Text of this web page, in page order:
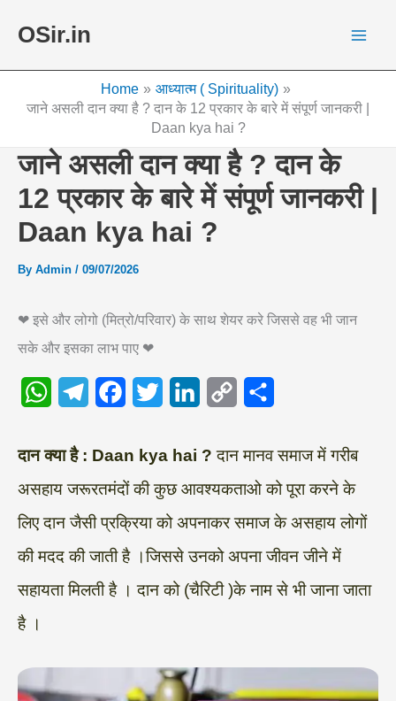
OSir.in
Home
आध्यात्म ( Spirituality)
जाने असली दान क्या है ? दान के 12 प्रकार के बारे में संपूर्ण जानकरी |
Daan kya hai ?
जाने असली दान क्या है ? दान के
12 प्रकार के बारे में संपूर्ण जानकरी |
Daan kya hai ?
By Admin / 09/07/2026
❤ इसे और लोगो (मित्रो/परिवार) के साथ शेयर करे जिससे वह भी जान
सके और इसका लाभ पाए ❤
W
a
t
e
g
c
e
k
i
t
n
k
p
y
a
r
e
दान क्या है : Daan kya hai ? दान मानव समाज में गरीब
असहाय जरूरतमंदों की कुछ आवश्यकताओ को पूरा करने के
लिए दान जैसी प्रक्रिया को अपनाकर समाज के असहाय लोगों
की मदद की जाती है ।जिससे उनको अपना जीवन जीने में
सहायता मिलती है । दान को (चैरिटी )के नाम से भी जाना जाता
है ।